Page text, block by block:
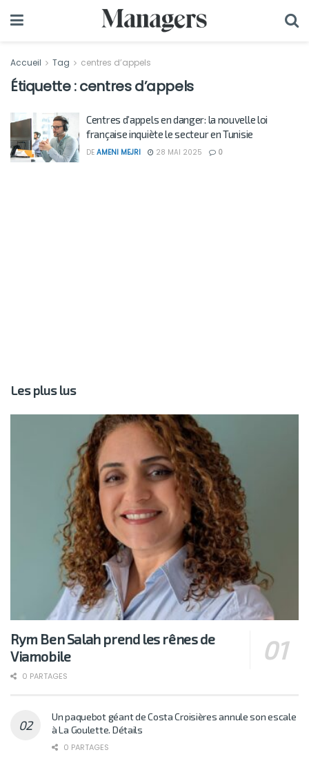
Accueil Tag centres d’appels
Étiquette :centres d’appels
Centres d’appels en danger: la nouvelle loi
française inquiète le secteur en Tunisie
DE AMENI MEJRI 28 MAI 2025 0
Les plus lus
Rym Ben Salah prend les rênes de
Viamobile
0 PARTAGES
Un paquebot géant de Costa Croisières annule son escale
à La Goulette. Détails
0 PARTAGES